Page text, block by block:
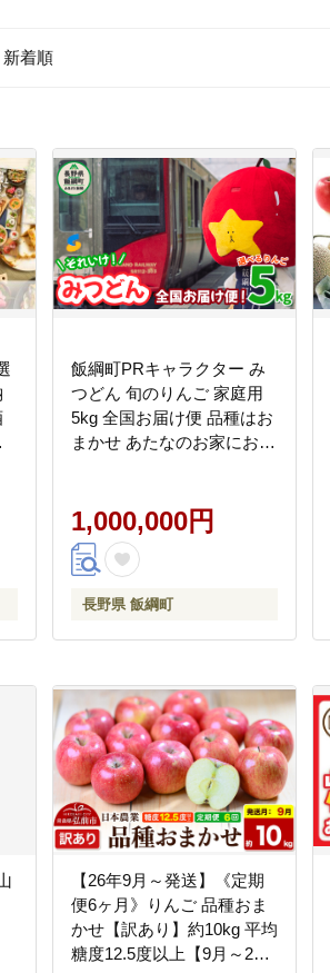
新着順
飯綱町PRキャラクター み
つどん 旬のりんご 家庭用
5kg 全国お届け便 品種はお
まかせ あたなのお家にお届
いいづな PR キャラクター
妖精 ゆるキャラ ご当地キ
ャラ かわいい 長野県 飯綱
1,000,000円
長野県 飯綱町
【26年9月～発送】《定期
便6ヶ月》りんご 品種おま
かせ【訳あり】約10kg 平均
糖度12.5度以上【9月～2